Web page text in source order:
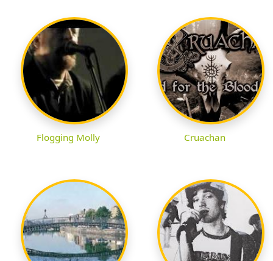
Flogging Molly Cruachan